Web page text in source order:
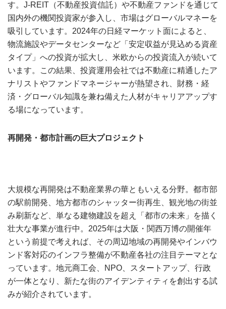
す。J-REIT（不動産投資信託）や不動産ファンドを通じて
国内外の機関投資家が参入し、市場はグローバルマネーを
吸引しています。2024年の日経マーケット面によると、
物流施設やデータセンターなど「安定収益が見込める資産
タイプ」への投資が拡大し、米欧からの投資流入が続いて
います。この結果、投資運用会社では不動産に精通したア
ナリストやファンドマネージャーが熱望され、財務・経
済・グローバル知識を兼ね備えた人材がキャリアアップす
る場になっています。
再開発・都市計画の巨大プロジェクト
大規模な再開発は不動産業界の華ともいえる分野。都市部
の駅前開発、地方都市のシャッター街再生、観光地の街並
み刷新など、単なる建物建設を超え「都市の未来」を描く
壮大な事業が進行中。2025年は大阪・関西万博の開催年
という前提で考えれば、その周辺地域の再開発やインバウ
ンド客対応のインフラ整備が不動産各社の注目テーマとな
っています。地元商工会、NPO、スタートアップ、行政
が一体となり、新たな街のアイデンティティを創出する試
みが紹介されています。